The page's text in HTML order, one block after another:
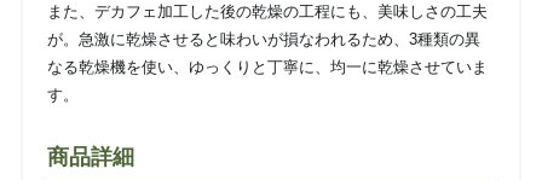
また、デカフェ加工した後の乾燥の工程にも、美味しさの工夫
が。急激に乾燥させると味わいが損なわれるため、3種類の異
なる乾燥機を使い、ゆっくりと丁寧に、均一に乾燥させていま
す。
商品詳細